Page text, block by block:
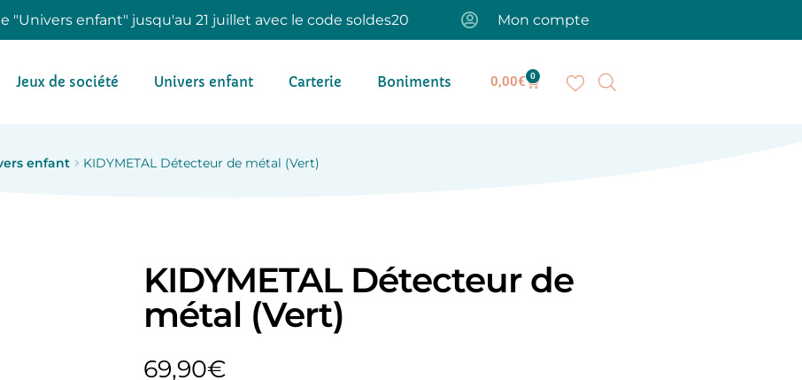
"Univers enfant" jusqu'au 21 juillet avec le code soldes20 Mon compte
Jeux de société Univers enfant Carterie Boniments 0,00€ 0
enfant KIDYMETAL Détecteur de métal (Vert)
KIDYMETAL Détecteur de
métal (Vert)
69,90€